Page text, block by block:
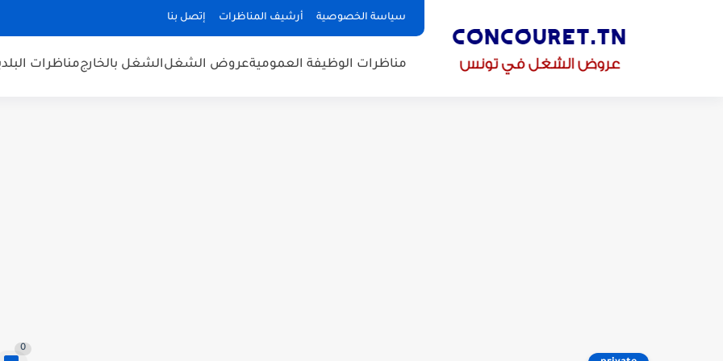
سياسة الخصوصية أرشيف المناظرات إتصل بنا
مناظرات الوظيفة العموميةعروض الشغلالشغل بالخارجمناظرات
0